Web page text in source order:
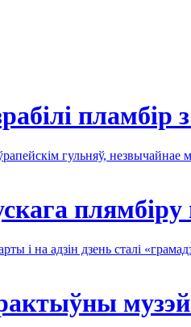
пламбір
гульняў, незвычайнае
і на адзін дзень сталі